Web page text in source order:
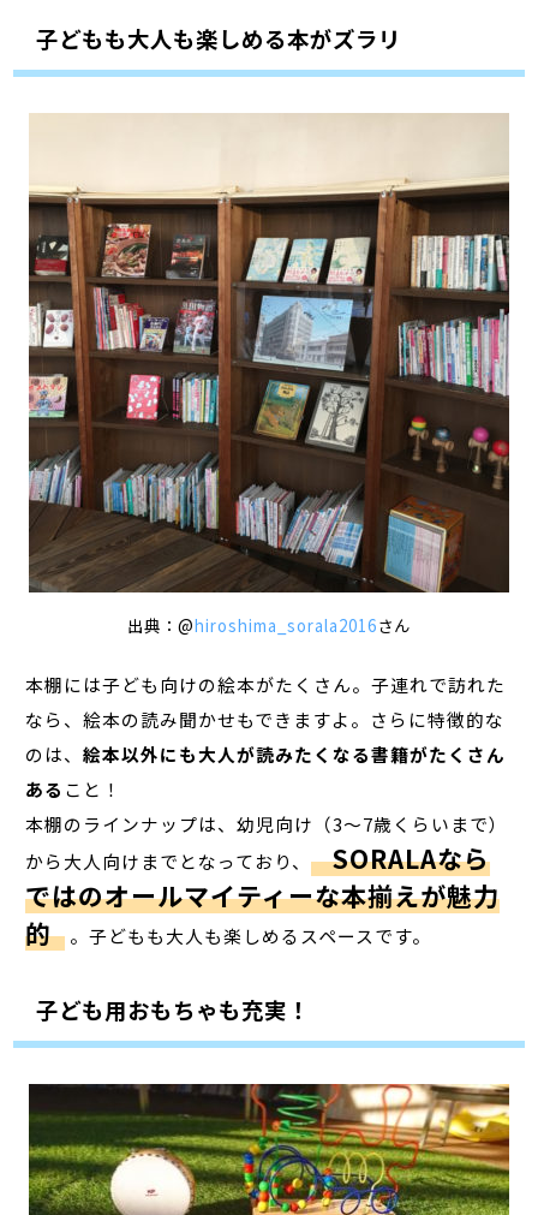
子どもも大人も楽しめる本がズラリ
出典：@hiroshima_sorala2016さん
本棚には子ども向けの絵本がたくさん。子連れで訪れた
なら、絵本の読み聞かせもできますよ。さらに特徴的な
のは、絵本以外にも大人が読みたくなる書籍がたくさん
ある こと！
本棚のラインナップは、幼児向け（3～7歳くらいまで）
から大人向けまでとなっており、 SORALAなら
ではのオールマイティーな本揃えが魅力
的 。子どもも大人も楽しめるスペースです。
子ども用おもちゃも充実！